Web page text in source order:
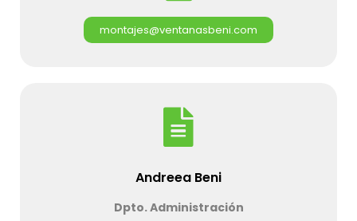
montajes@ventanasbeni.com
Andreea Beni
Dpto. Administración